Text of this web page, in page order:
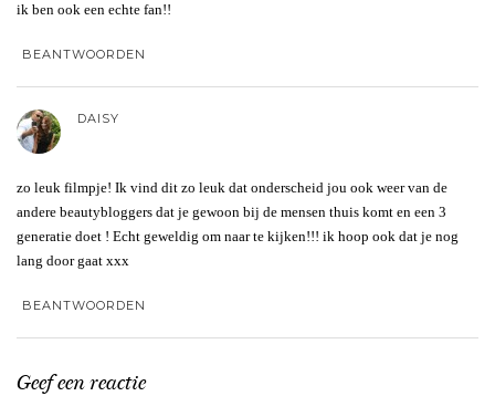
ik ben ook een echte fan!!
BEANTWOORDEN
DAISY
zo leuk filmpje! Ik vind dit zo leuk dat onderscheid jou ook weer van de
andere beautybloggers dat je gewoon bij de mensen thuis komt en een 3
generatie doet ! Echt geweldig om naar te kijken!!! ik hoop ook dat je nog
lang door gaat xxx
BEANTWOORDEN
Geef een reactie